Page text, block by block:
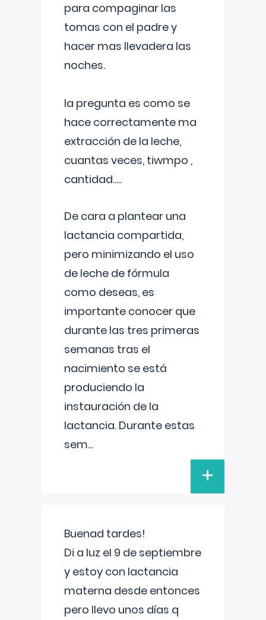
para compaginar las
tomas con el padre y
hacer mas llevadera las
noches.
la pregunta es como se
hace correctamente ma
extracción de la leche,
cuantas veces, tiwmpo ,
cantidad.....
De cara a plantear una
lactancia compartida,
pero minimizando el uso
de leche de fórmula
como deseas, es
importante conocer que
durante las tres primeras
semanas tras el
nacimiento se está
produciendo la
instauración de la
lactancia. Durante estas
sem...
+
Buenad tardes!
Di a luz el 9 de septiembre
y estoy con lactancia
materna desde entonces
pero llevo unos días q